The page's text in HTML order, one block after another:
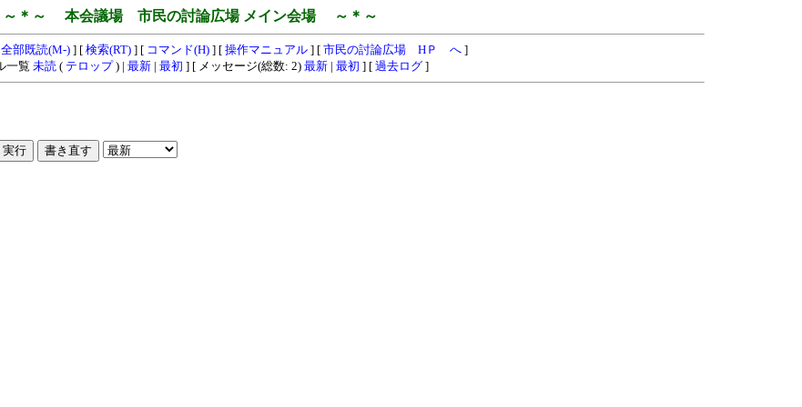
～＊～ 本会議場 市民の討論広場 メイン会場 ～＊～
全部既読(M-)] [ 検索(RT)] [ コマンド(H)] [ 操作マニュアル] [ 市民の討論広場 HＰ へ]
一覧 未読( テロップ) | 最新| 最初 ] [ メッセージ(総数: 2) 最新| 最初 ] [ 過去ログ]